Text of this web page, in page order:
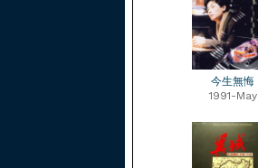
今生無悔
1991-May